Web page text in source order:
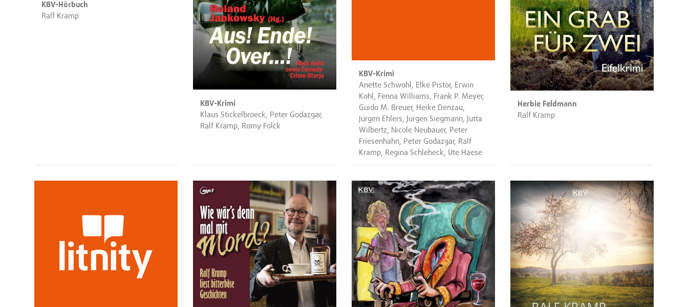
KBV-Hörbuch
Ralf Kramp
KBV-Krimi
Klaus Stickelbroeck, Peter Godazgar,
Ralf Kramp, Romy Fölck
KBV-Krimi
Anette Schwohl, Elke Pistor, Erwin
Kohl, Fenna Williams, Frank P. Meyer,
Guido M. Breuer, Heike Denzau,
Jürgen Ehlers, Jürgen Siegmann, Jutta
Wilbertz, Nicole Neubauer, Peter
Friesenhahn, Peter Godazgar, Ralf
Kramp, Regina Schleheck, Ute Haese
Herbie Feldmann
Ralf Kramp